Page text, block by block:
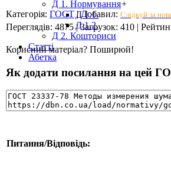
Д 1. Нормування+
Д 1.1.
Д 1.2.
Д 2. Кошториси
Статті
Абетка
Категорія: ГОСТ |Добавил: Слідкуй за
Переглядів: 4875|Загрузок: 410 |
Корисний матеріал? Поширюй!
Як додати посилання на цей
Питання/Відповідь: